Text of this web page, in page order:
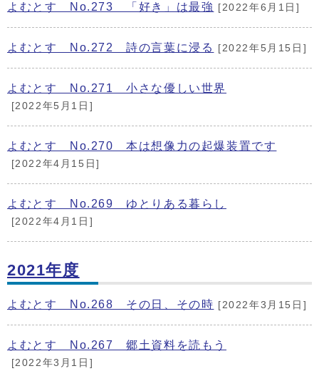
よむとす No.273 「好き」は最強 [2022年6月1日]
よむとす No.272 詩の言葉に浸る [2022年5月15日]
よむとす No.271 小さな優しい世界
[2022年5月1日]
よむとす No.270 本は想像力の起爆装置です
[2022年4月15日]
よむとす No.269 ゆとりある暮らし
[2022年4月1日]
2021年度
よむとす No.268 その日、その時 [2022年3月15日]
よむとす No.267 郷土資料を読もう
[2022年3月1日]